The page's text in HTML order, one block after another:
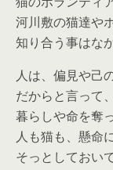
河川敷の猫達や
知り合う事はな
人は、偏見や己
だからと言って
暮らしや命を奪
人も猫も、懸命
そっとしておい